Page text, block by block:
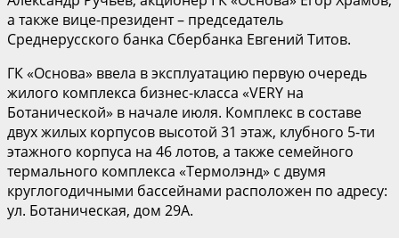
а также вице-президент – председатель
Среднерусского банка Сбербанка Евгений Титов.
ГК «Основа» ввела в эксплуатацию первую очередь
жилого комплекса бизнес-класса «VERY на
Ботанической» в начале июля. Комплекс в составе
двух жилых корпусов высотой 31 этаж, клубного 5-ти
этажного корпуса на 46 лотов, а также семейного
термального комплекса «Термолэнд» с двумя
круглогодичными бассейнами расположен по адресу:
ул. Ботаническая, дом 29А.